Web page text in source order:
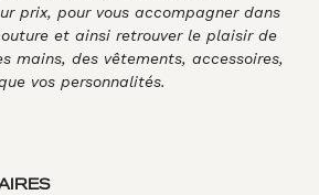
prix, pour vous accompagner dans
et ainsi retrouver le plaisir de
mains, des vêtements, accessoires,
vos personnalités.